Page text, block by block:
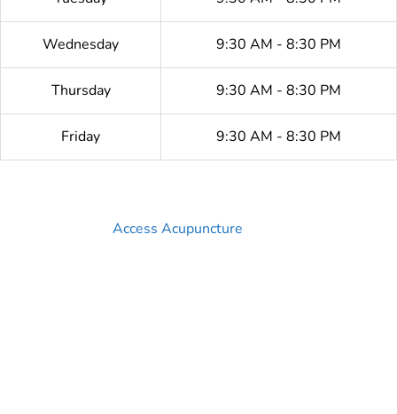
Wednesday 9:30 AM - 8:30 PM
Thursday 9:30 AM - 8:30 PM
Friday 9:30 AM - 8:30 PM
Access Acupuncture